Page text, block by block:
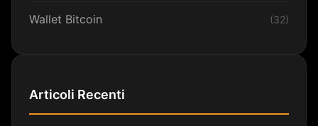
Wallet Bitcoin (32)
Articoli Recenti